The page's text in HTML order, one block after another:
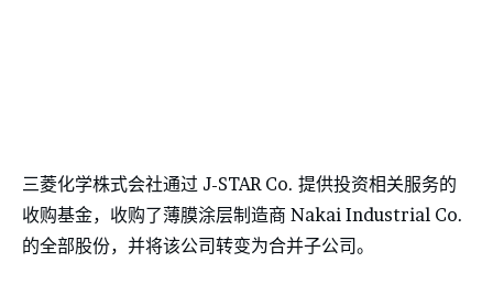
三菱化学株式会社通过 J-STAR Co. 提供投资相关服务的
收购基金，收购了薄膜涂层制造商 Nakai Industrial Co.
的全部股份，并将该公司转变为合并子公司。